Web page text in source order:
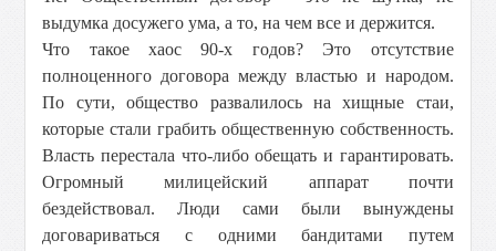
выдумка досужего ума, а то, на чем все и держится.
Что такое хаос 90-х годов? Это отсутствие
полноценного договора между властью и народом.
По сути, общество развалилось на хищные стаи,
которые стали грабить общественную собственность.
Власть перестала что-либо обещать и гарантировать.
Огромный милицейский аппарат почти
бездействовал. Люди сами были вынуждены
договариваться с одними бандитами путем